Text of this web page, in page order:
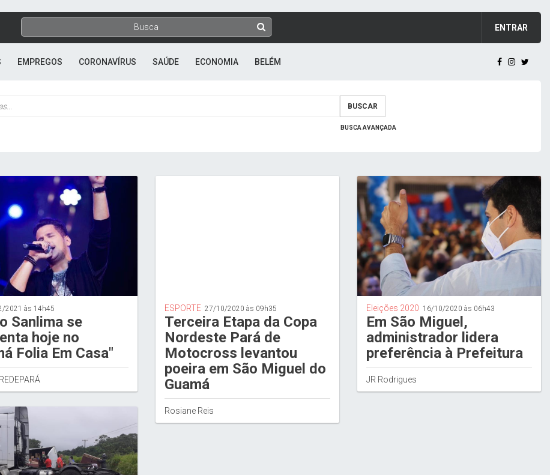
ENTRAR
EMPREGOS CORONAVÍRUS SAÚDE ECONOMIA BELÉM
BUSCAR
BUSCA AVANÇADA
2021 às 14h45
Sanlima se
hoje no
Folia Em Casa"
ESPORTE 27/10/2020 às 09h35
Terceira Etapa da Copa
Nordeste Pará de
Motocross levantou
poeira em São Miguel do
Guamá
Rosiane Reis
Eleições 2020 16/10/2020 às 06h43
Em São Miguel,
administrador lidera
preferência à Prefeitura
JR Rodrigues